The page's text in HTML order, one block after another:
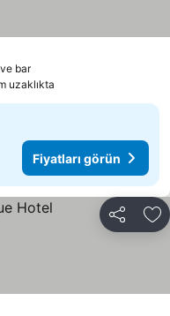
bar
uzaklıkta
Fiyatları görün
Paylaş